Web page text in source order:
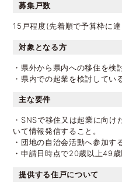
募集戸数
15戸程度(先着順で予算枠に
対象となる方
・県外から県内への移住を検
・県内での起業を検討してい
主な要件
・SNSで移住又は起業に向け
いて情報発信すること。
・団地の自治会活動へ参加す
・申請日時点で20歳以上49歳
提供する住戸について